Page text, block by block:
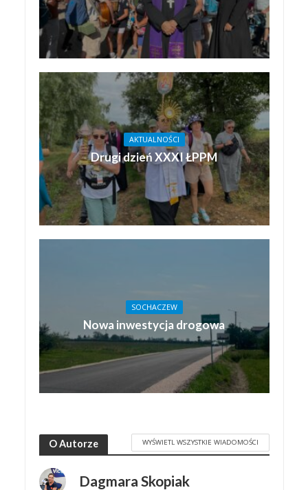
AKTUALNOŚCI
Drugi dzień XXXI ŁPPM
SOCHACZEW
Nowa inwestycja drogowa
O Autorze WYŚWIETL WSZYSTKIE WIADOMOŚCI
Dagmara Skopiak